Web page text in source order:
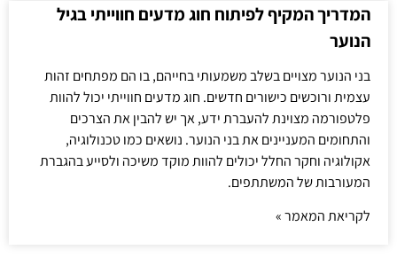
המדריך המקיף לפיתוח חוג מדעים חווייתי בגיל
הנוער
בני הנוער מצויים בשלב משמעותי בחייהם, בו הם מפתחים זהות
עצמית ורוכשים כישורים חדשים. חוג מדעים חווייתי יכול להוות
פלטפורמה מצוינת להעברת ידע, אך יש להבין את הצרכים
והתחומים המעניינים את בני הנוער. נושאים כמו טכנולוגיה,
אקולוגיה וחקר החלל יכולים להוות מוקד משיכה ולסייע בהגברת
המעורבות של המשתתפים.
לקריאת המאמר »